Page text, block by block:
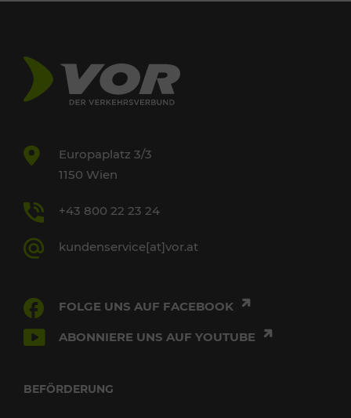
Europaplatz 3/3
1150 Wien
+43 800 22 23 24
kundenservice[at]vor.at
FOLGE UNS AUF FACEBOOK
ABONNIERE UNS AUF YOUTUBE
BEFÖRDERUNG